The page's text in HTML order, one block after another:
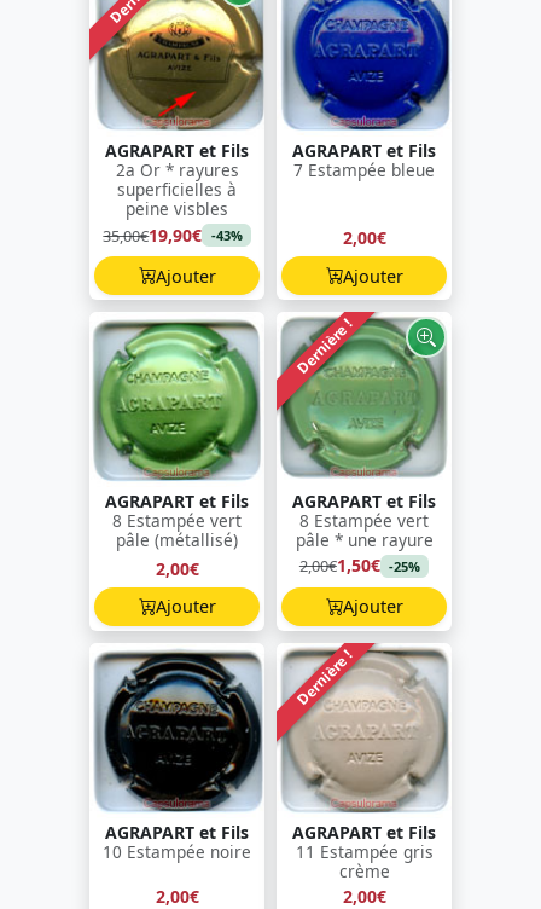
AGRAPART et Fils
2a Or * rayures
superficielles à
peine visbles
35,00€19,90€ -43%
Ajouter
AGRAPART et Fils
7 Estampée bleue
2,00€
Ajouter
AGRAPART et Fils
8 Estampée vert
pâle (métallisé)
2,00€
Ajouter
Dernière !
AGRAPART et Fils
8 Estampée vert
pâle * une rayure
2,00€1,50€ -25%
Ajouter
AGRAPART et Fils
10 Estampée noire
2,00€
Dernière !
AGRAPART et Fils
11 Estampée gris
crème
2,00€